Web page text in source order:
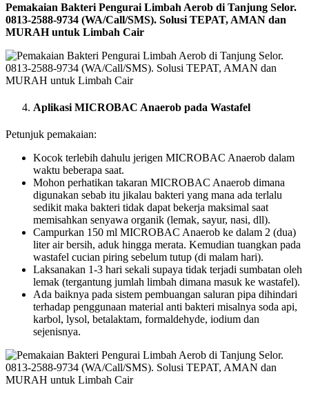
Pemakaian Bakteri Pengurai Limbah Aerob di Tanjung Selor.
0813-2588-9734 (WA/Call/SMS). Solusi TEPAT, AMAN dan
MURAH untuk Limbah Cair
Aplikasi MICROBAC Anaerob pada Wastafel
Petunjuk pemakaian:
Kocok terlebih dahulu jerigen MICROBAC Anaerob dalam
waktu beberapa saat.
Mohon perhatikan takaran MICROBAC Anaerob dimana
digunakan sebab itu jikalau bakteri yang mana ada terlalu
sedikit maka bakteri tidak dapat bekerja maksimal saat
memisahkan senyawa organik (lemak, sayur, nasi, dll).
Campurkan 150 ml MICROBAC Anaerob ke dalam 2 (dua)
liter air bersih, aduk hingga merata. Kemudian tuangkan pada
wastafel cucian piring sebelum tutup (di malam hari).
Laksanakan 1-3 hari sekali supaya tidak terjadi sumbatan oleh
lemak (tergantung jumlah limbah dimana masuk ke wastafel).
Ada baiknya pada sistem pembuangan saluran pipa dihindari
terhadap penggunaan material anti bakteri misalnya soda api,
karbol, lysol, betalaktam, formaldehyde, iodium dan
sejenisnya.